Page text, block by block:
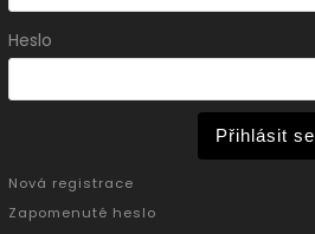
Heslo
Přihlásit se
Nová registrace
Zapomenuté heslo